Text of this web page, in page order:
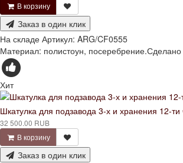
В корзину
Заказ в один клик
На складе Артикул: ARG/CF0555
Материал: полистоун,
Хит
Шкатулка для подзавода 3-х и хранения 12-ти
32 500.00 RUB
В корзину
Заказ в один клик